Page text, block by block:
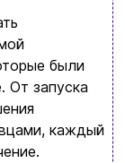
были
От запуска
каждый
магазина и
нибудь